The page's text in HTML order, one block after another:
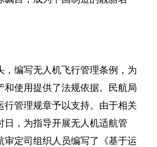
，编写无人机飞行管理条例，为
和使用提供了法规依据。民航局
行管理规章予以支持。由于相关
日，为指导开展无人机适航管
审定司组织人员编写了《基于运